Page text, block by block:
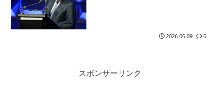
2026.06.09 6
スポンサーリンク